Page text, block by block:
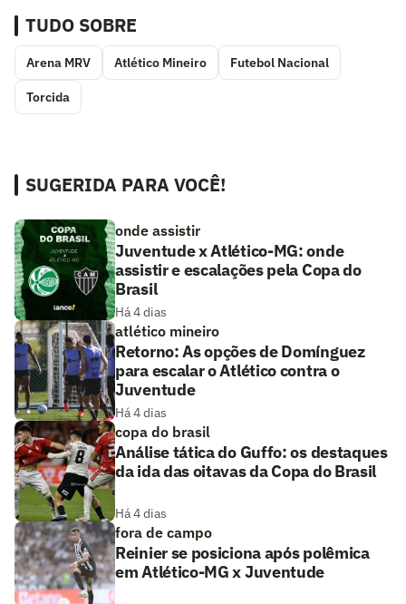
TUDO SOBRE
Arena MRV Atlético Mineiro Futebol Nacional
Torcida
SUGERIDA PARA VOCÊ!
onde assistir
Juventude x Atlético-MG: onde
assistir e escalações pela Copa do
Brasil
Há 4 dias
atlético mineiro
Retorno: As opções de Domínguez
para escalar o Atlético contra o
Juventude
Há 4 dias
copa do brasil
Análise tática do Guffo: os destaques
da ida das oitavas da Copa do Brasil
Há 4 dias
fora de campo
Reinier se posiciona após polêmica
em Atlético-MG x Juventude